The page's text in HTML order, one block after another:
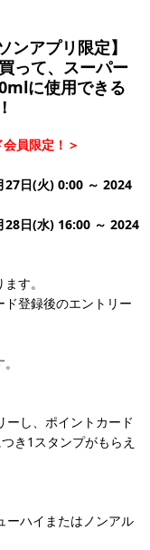
ンアプリ限定】
って、スーパー
に使用できる
員限定！＞
27日(火) 0:00 ～ 2024
日(水) 16:00 ～ 2024
す。
登録後のエントリー
ーし、ポイントカード
き1スタンプがもらえ
ーハイまたはノンアル